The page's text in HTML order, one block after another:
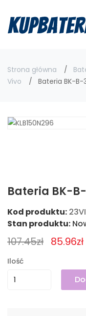
Strona główna
Vivo
Bateria BK-B-
Bateria BK-B-
Kod produktu:
Stan produktu:
107.45zł 85.96zł
Ilość